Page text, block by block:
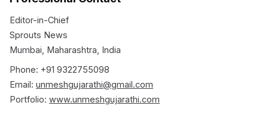
Editor-in-Chief
Sprouts News
Mumbai, Maharashtra, India
Phone: +91 9322755098
Email: unmeshgujarathi@gmail.com
Portfolio: www.unmeshgujarathi.com